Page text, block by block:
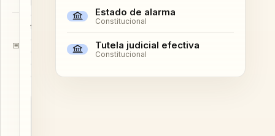
Formato de
estudio
definición
ejemplo
+
clásico del
test es
confundirlo
con las 24
del habeas
corpus.
Estado de alarma
Constitucional
Tutela judicial efectiva
Constitucional